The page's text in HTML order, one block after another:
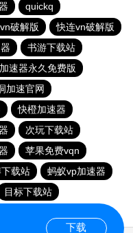
quickq
破解版
快连vn破解版
书游下载站
速器永久免费版
加速官网
快橙加速器
次玩下载站
苹果免费vqn
载站
蚂蚁vp加速器
目标下载站
下载